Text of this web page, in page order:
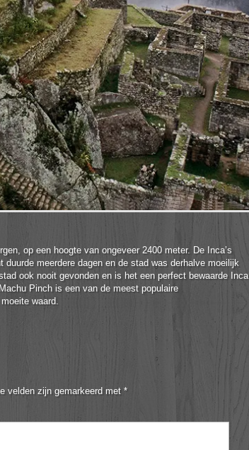
op een hoogte van ongeveer 2400 meter. De Inca’s
meerdere dagen en de stad was derhalve moeilijk
ook nooit gevonden en is het een perfect bewaarde Inca
Pinch is een van de meest populaire
waard.
velden zijn gemarkeerd met *